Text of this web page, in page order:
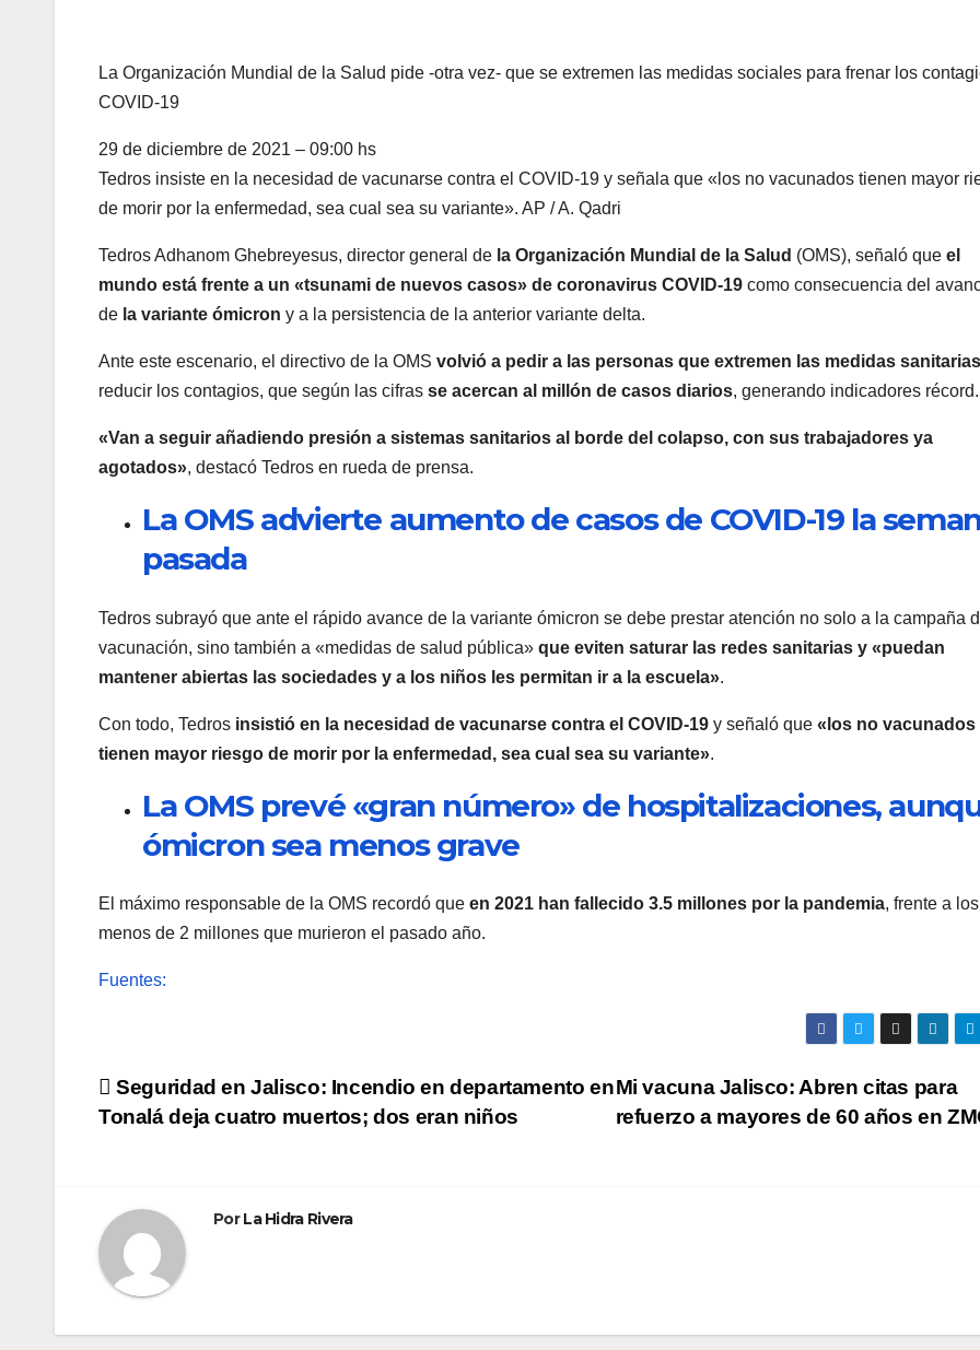
La Organización Mundial de la Salud pide -otra vez- que se extremen las medidas sociales para frenar los
COVID-19
29 de diciembre de 2021 – 09:00 hs
Tedros insiste en la necesidad de vacunarse contra el COVID-19 y señala que «los no vacunados tienen mayor
de morir por la enfermedad, sea cual sea su variante». AP / A. Qadri
Tedros Adhanom Ghebreyesus, director general de la Organización Mundial de la Salud (OMS), señaló que el
mundo está frente a un «tsunami de nuevos casos» de coronavirus COVID-19 como consecuencia del
de la variante ómicron y a la persistencia de la anterior variante delta.
Ante este escenario, el directivo de la OMS volvió a pedir a las personas que extremen las medidas sanitarias
reducir los contagios, que según las cifras se acercan al millón de casos diarios, generando indicadores récord.
«Van a seguir añadiendo presión a sistemas sanitarios al borde del colapso, con sus trabajadores ya
agotados», destacó Tedros en rueda de prensa.
La OMS advierte aumento de casos de COVID-19 la
pasada
Tedros subrayó que ante el rápido avance de la variante ómicron se debe prestar atención no solo a la campaña
vacunación, sino también a «medidas de salud pública» que eviten saturar las redes sanitarias y «puedan
mantener abiertas las sociedades y a los niños les permitan ir a la escuela».
Con todo, Tedros insistió en la necesidad de vacunarse contra el COVID-19 y señaló que «los no vacunados
tienen mayor riesgo de morir por la enfermedad, sea cual sea su variante».
La OMS prevé «gran número» de hospitalizaciones,
ómicron sea menos grave
El máximo responsable de la OMS recordó que en 2021 han fallecido 3.5 millones por la pandemia, frente a los
menos de 2 millones que murieron el pasado año.
Fuentes:
Navegación
Mi vacuna Jalisco: Abren citas para
refuerzo a mayores de 60 años en
Seguridad en Jalisco: Incendio en departamento en
Tonalá deja cuatro muertos; dos eran niños
PorLa Hidra Rivera